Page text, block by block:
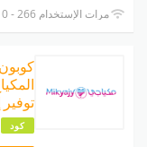
مرات الإستخدام 266 - 0 اليوم
كود